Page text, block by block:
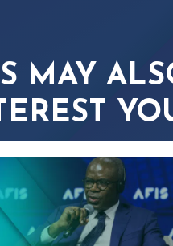
MAY